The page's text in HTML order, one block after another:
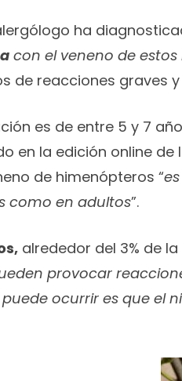
ha
con el veneno de
de reacciones graves
es de entre 5 y 7
en la edición online de
de himenópteros “
como en adultos”.
alrededor del 3% de
provocar
ocurrir es que el